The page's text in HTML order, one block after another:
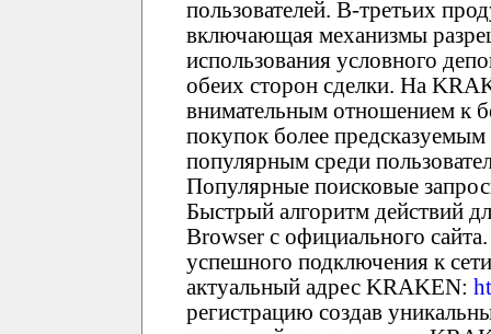
пользователей. В-третьих
включающая механизмы
использования условного
обеих сторон сделки. На
внимательным отношением к
покупок более
популярным среди
Популярные поисковые
Быстрый алгоритм действий
Browser с официального
успешного подключения к
актуальный адрес KRAKEN:
регистрацию создав